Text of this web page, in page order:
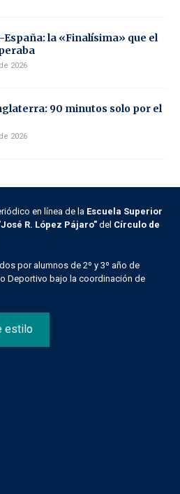
la «Finalísima» que el
2026
90 minutos solo por el
2026
en línea de la Escuela Superior
R. López Pájaro" del Círculo de
por alumnos de 2º y 3º año de
Deportivo bajo la coordinación de
estilo